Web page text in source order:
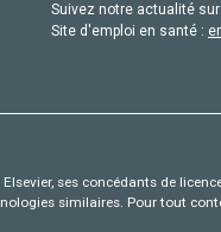
Suivez notre actualité
Site d'emploi en santé :
ses concédants de
similaires. Pour tout